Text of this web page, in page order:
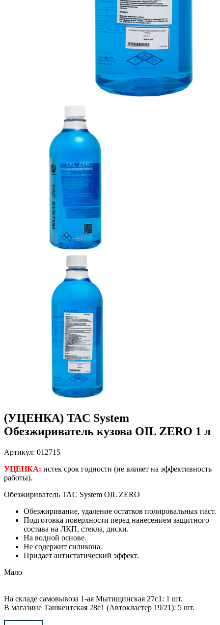
(УЦЕНКА) TAC System
Обезжириватель кузова OIL ZERO 1 л
Артикул: 012715
УЦЕНКА: истек срок годности (не влияет на эффективность
работы).
Обезжириватель TAC System OIL ZERO
Обезжиривание, удаление остатков полировальных паст.
Подготовка поверхности перед нанесением защитного
состава на ЛКП, стекла, диски.
На водной основе.
Не содержит силикона.
Придает антистатический эффект.
Мало
На складе самовывоза 1-ая Мытищинская 27с1: 1 шт.
В магазине Ташкентская 28с1 (Автокластер 19/21): 5 шт.